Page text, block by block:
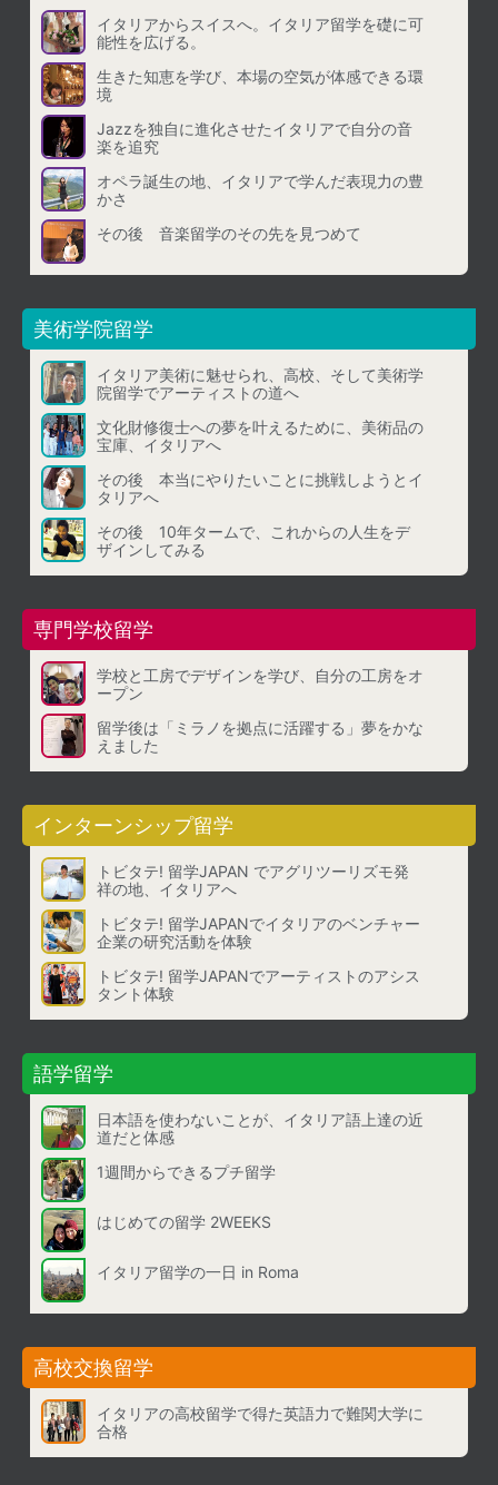
イタリアからスイスへ。イタリア留学を礎に可
能性を広げる。
生きた知恵を学び、本場の空気が体感できる環
境
Jazzを独自に進化させたイタリアで自分の音
楽を追究
オペラ誕生の地、イタリアで学んだ表現力の豊
かさ
その後 音楽留学のその先を見つめて
美術学院留学
イタリア美術に魅せられ、高校、そして美術学
院留学でアーティストの道へ
文化財修復士への夢を叶えるために、美術品の
宝庫、イタリアへ
その後 本当にやりたいことに挑戦しようとイ
タリアへ
その後 10年タームで、これからの人生をデ
ザインしてみる
専門学校留学
学校と工房でデザインを学び、自分の工房をオ
ープン
留学後は「ミラノを拠点に活躍する」夢をかな
えました
インターンシップ留学
トビタテ! 留学JAPAN でアグリツーリズモ発
祥の地、イタリアへ
トビタテ! 留学JAPANでイタリアのベンチャー
企業の研究活動を体験
トビタテ! 留学JAPANでアーティストのアシス
タント体験
語学留学
日本語を使わないことが、イタリア語上達の近
道だと体感
1週間からできるプチ留学
はじめての留学 2WEEKS
イタリア留学の一日 in Roma
高校交換留学
イタリアの高校留学で得た英語力で難関大学に
合格